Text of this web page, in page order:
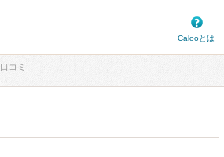
Calooとは
口コミ